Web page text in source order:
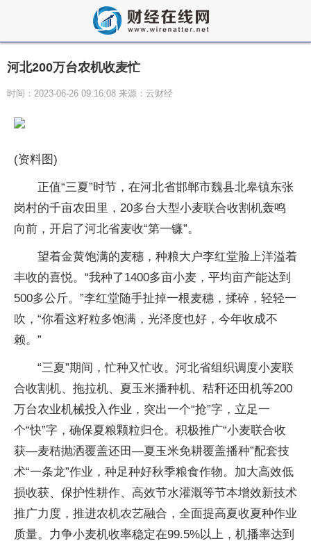
河北200万台农机收麦忙
时间：2023-06-26 09:16:08 来源：云财经
(资料图)
正值“三夏”时节，在河北省邯郸市魏县北皋镇东张
岗村的千亩农田里，20多台大型小麦联合收割机轰鸣
向前，开启了河北省麦收“第一镰”。
望着金黄饱满的麦穗，种粮大户李红堂脸上洋溢着
丰收的喜悦。“我种了1400多亩小麦，平均亩产能达到
500多公斤。”李红堂随手扯掉一根麦穗，揉碎，轻轻一
吹，“你看这籽粒多饱满，光泽度也好，今年收成不
赖。”
“三夏”期间，忙种又忙收。河北省组织调度小麦联
合收割机、拖拉机、夏玉米播种机、秸秆还田机等200
万台农业机械投入作业，突出一个“抢”字，立足一
个“快”字，确保夏粮颗粒归仓。积极推广“小麦联合收
获—麦秸抛洒覆盖还田—夏玉米免耕覆盖播种”配套技
术“一条龙”作业，种足种好秋季粮食作物。加大高效低
损收获、保护性耕作、高效节水灌溉等节本增效新技术
推广力度，推进农机农艺融合，全面提高夏收夏种作业
质量。力争小麦机收率稳定在99.5%以上，机播率达到